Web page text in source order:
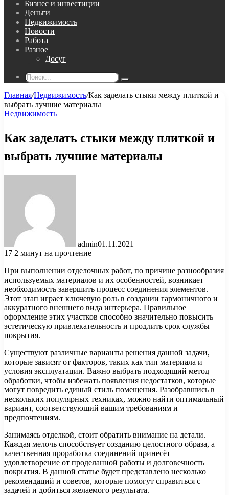
Бизнес и инвестиции
Деньги
Недвижимость
Новости
Работа
Разное
Досуг
Поиск...
Главная/Недвижимость/Как заделать стыки между плиткой и
выбрать лучшие материалы
Недвижимость
Как заделать стыки между плиткой и
выбрать лучшие материалы
admin01.11.2021
17 2 минут на прочтение
При выполнении отделочных работ, по причине разнообразия
используемых материалов и их особенностей, возникает
необходимость завершить процесс соединения элементов.
Этот этап играет ключевую роль в создании гармоничного и
аккуратного внешнего вида интерьера. Правильное
оформление этих участков способно значительно повысить
эстетическую привлекательность и продлить срок службы
покрытия.
Существуют различные варианты решения данной задачи,
которые зависят от факторов, таких как тип материала и
условия эксплуатации. Важно выбрать подходящий метод
обработки, чтобы избежать появления недостатков, которые
могут повредить единый стиль помещения. Разобравшись в
нескольких популярных техниках, можно найти оптимальный
вариант, соответствующий вашим требованиям и
предпочтениям.
Занимаясь отделкой, стоит обратить внимание на детали.
Каждая мелочь способствует созданию целостного образа, а
качественная проработка соединений принесёт
удовлетворение от проделанной работы и долговечность
покрытия. В данной статье будет представлено несколько
рекомендаций и советов, которые помогут справиться с
задачей и добиться желаемого результата.